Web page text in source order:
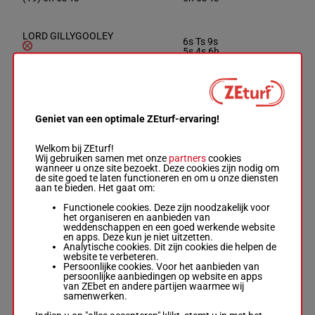
LORD GILLYGOOLEY
Barron R.W.-D Queally
6s Ts 9s
5s 4s 6h
R/8 -71 kg
(22) Ah 7h 1h 11h 4h
2s 8h 6s 4s 1s (21) 6s
R/8 71 kg
(22) Ah
2s 8h 6s
4s 1s
(21) 6s
2s
ROOM TO ROAM
Harvey A.-J C
Mcconnell
71 kg
3s (22) 5s 13p 6s 1p 6s
15p 7p 13p 13p 7h
R/11 71 kg
3s (22)
5s 13p
6s 1p 6s
15p 7p
13p 13p
7h (21)
9h
Geniet van een optimale ZEturf-ervaring!
Welkom bij ZEturf!
Wij gebruiken samen met onze partnerscookies
wanneer u onze site bezoekt. Deze cookies zijn nodig om
de site goed te laten functioneren en om u onze diensten
aan te bieden. Het gaat om:
Functionele cookies. Deze zijn noodzakelijk voor
het organiseren en aanbieden van
weddenschappen en een goed werkende website
en apps. Deze kun je niet uitzetten.
Analytische cookies. Dit zijn cookies die helpen de
website te verbeteren.
Persoonlijke cookies. Voor het aanbieden van
persoonlijke aanbiedingen op website en apps
van ZEbet en andere partijen waarmee wij
samenwerken.